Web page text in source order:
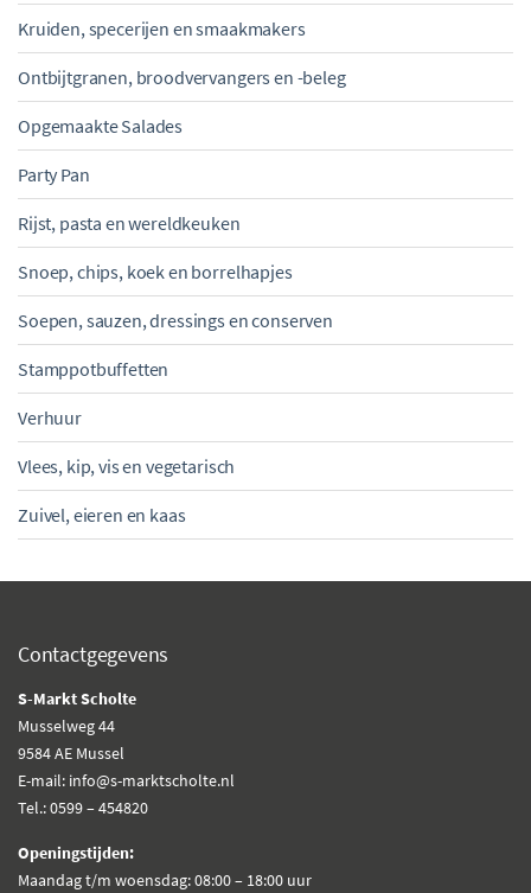
Kruiden, specerijen en smaakmakers
Ontbijtgranen, broodvervangers en -beleg
Opgemaakte Salades
Party Pan
Rijst, pasta en wereldkeuken
Snoep, chips, koek en borrelhapjes
Soepen, sauzen, dressings en conserven
Stamppotbuffetten
Verhuur
Vlees, kip, vis en vegetarisch
Zuivel, eieren en kaas
Contactgegevens
S-Markt Scholte
Musselweg 44
9584 AE Mussel
E-mail: info@s-marktscholte.nl
Tel.: 0599 – 454820
Openingstijden:
Maandag t/m woensdag: 08:00 – 18:00 uur